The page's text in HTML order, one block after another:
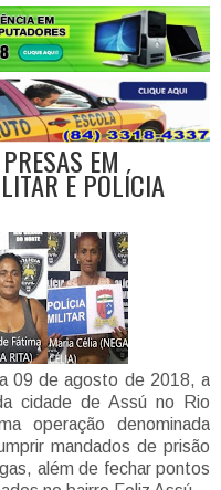
EM
E POLÍCIA
09 de agosto de 2018, a
cidade de Assú no Rio
operação denominada
mandados de prisão
além de fechar pontos